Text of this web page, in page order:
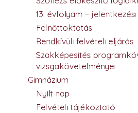
13. évfolyam –
Felnőttoktatás
Rendkívüli felvételi eljárás
Szakképesítés
vizsgakövetelményei
Gimnázium
Nyílt nap
Felvételi tájékoztató